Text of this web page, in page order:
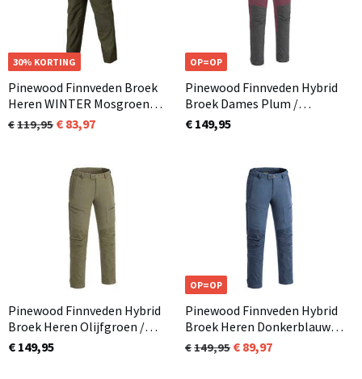
OP=OP
30% KORTING
Pinewood Finnveden Broek
Heren WINTER Mosgroen
(135)
119,95 83,97
OP=OP
Pinewood Finnveden Hybrid
Broek Dames Plum /
Antraciet (582)
€ 149,95
Pinewood Finnveden Hybrid
Broek Heren Olijfgroen /
Jachtgroen (713) in 3
lengtematen
€ 149,95
OP=OP
Pinewood Finnveden Hybrid
Broek Heren Donkerblauw
(349)
149,95 89,97